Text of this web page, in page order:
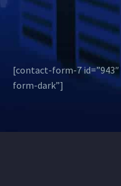
[contact-form-7
form-dark”]